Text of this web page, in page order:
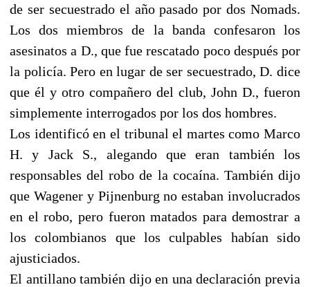
de ser secuestrado el año pasado por dos Nomads.
Los dos miembros de la banda confesaron los
asesinatos a D., que fue rescatado poco después por
la policía. Pero en lugar de ser secuestrado, D. dice
que él y otro compañero del club, John D., fueron
simplemente interrogados por los dos hombres.
Los identificó en el tribunal el martes como Marco
H. y Jack S., alegando que eran también los
responsables del robo de la cocaína. También dijo
que Wagener y Pijnenburg no estaban involucrados
en el robo, pero fueron matados para demostrar a
los colombianos que los culpables habían sido
ajusticiados.
El antillano también dijo en una declaración previa